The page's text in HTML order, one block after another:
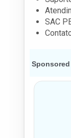
SAC